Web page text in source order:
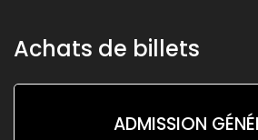
Achats de billets
ADMISSION